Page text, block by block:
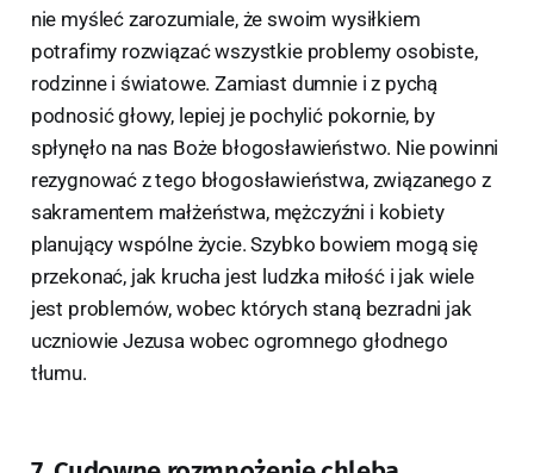
nie myśleć zarozumiale, że swoim wysiłkiem
potrafimy rozwiązać wszystkie problemy osobiste,
rodzinne i światowe. Zamiast dumnie i z pychą
podnosić głowy, lepiej je pochylić pokornie, by
spłynęło na nas Boże błogosławieństwo. Nie powinni
rezygnować z tego błogosławieństwa, związanego z
sakramentem małżeństwa, mężczyźni i kobiety
planujący wspólne życie. Szybko bowiem mogą się
przekonać, jak krucha jest ludzka miłość i jak wiele
jest problemów, wobec których staną bezradni jak
uczniowie Jezusa wobec ogromnego głodnego
tłumu.